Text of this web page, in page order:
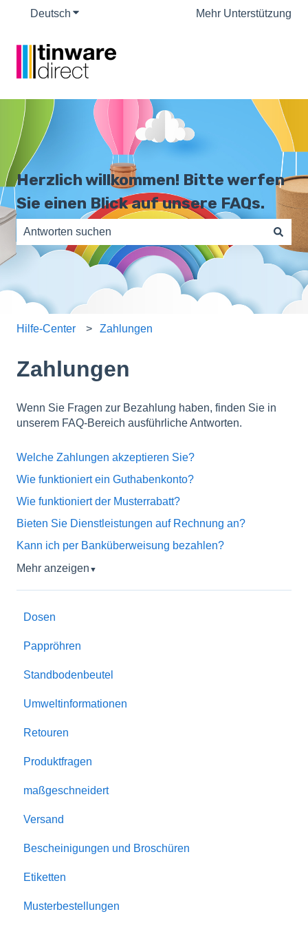
Deutsch Untermenü für Übersetzungen anzeigen
Mehr Unterstützung
Herzlich willkommen! Bitte werfen
Sie einen Blick auf unsere FAQs.
Es gibt keine Vorschläge, da das Suchfeld leer ist.
Hilfe-Center Zahlungen
Zahlungen
Wenn Sie Fragen zur Bezahlung haben, finden Sie in
unserem FAQ-Bereich ausführliche Antworten.
Welche Zahlungen akzeptieren Sie?
Wie funktioniert ein Guthabenkonto?
Wie funktioniert der Musterrabatt?
Bieten Sie Dienstleistungen auf Rechnung an?
Kann ich per Banküberweisung bezahlen?
Mehr anzeigen ▼
Dosen
Pappröhren
Standbodenbeutel
Umweltinformationen
Retouren
Produktfragen
maßgeschneidert
Versand
Bescheinigungen und Broschüren
Etiketten
Musterbestellungen